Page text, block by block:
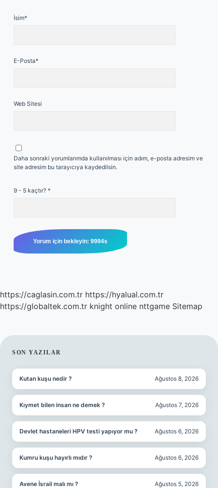
İsim*
E-Posta*
Web Sitesi
Daha sonraki yorumlarımda kullanılması için adım, e-posta adresim ve
site adresim bu tarayıcıya kaydedilsin.
9 - 5 kaçtır? *
https://caglasin.com.tr https://hyalual.com.tr
https://globaltek.com.tr knight online nttgame Sitemap
SIDEBAR
SON YAZILAR
Kutan kuşu nedir ? Ağustos 8, 2026
Kıymet bilen insan ne demek ? Ağustos 7, 2026
Devlet hastaneleri HPV testi yapıyor mu ? Ağustos 6, 2026
Kumru kuşu hayırlı mıdır ? Ağustos 6, 2026
Avene İsrail malı mı ? Ağustos 5, 2026